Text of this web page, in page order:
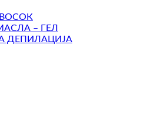
– ГЕЛ
ДЕПИЛАЦИЈА